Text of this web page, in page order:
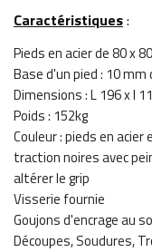
Caractéristiques:
Pieds en acier de 80 x
Base d'un pied : 10 mm
Dimensions : L 196 x l
Poids : 152kg
Couleur : pieds en
traction noires avec
altérer le grip
Visserie fournie
Goujons d'encrage au
Découpes, Soudures,